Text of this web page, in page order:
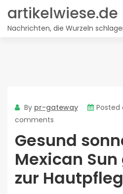
content
artikelwiese.de
Nachrichten, die Wurzeln
By pr-gateway Posted
comments
Gesund
Mexican
zur